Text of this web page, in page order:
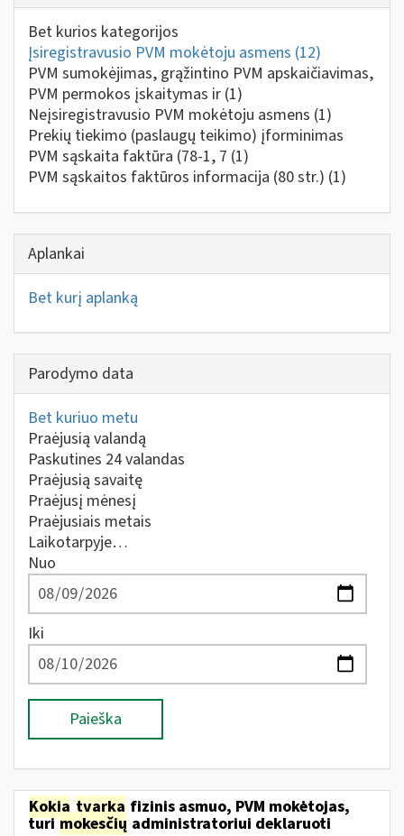
Bet kurios kategorijos
Įsiregistravusio PVM mokėtoju asmens (12)
PVM sumokėjimas, grąžintino PVM apskaičiavimas,
PVM permokos įskaitymas ir (1)
Neįsiregistravusio PVM mokėtoju asmens (1)
Prekių tiekimo (paslaugų teikimo) įforminimas
PVM sąskaita faktūra (78-1, 7 (1)
PVM sąskaitos faktūros informacija (80 str.) (1)
Aplankai
Bet kurį aplanką
Parodymo data
Bet kuriuo metu
Praėjusią valandą
Paskutines 24 valandas
Praėjusią savaitę
Praėjusį mėnesį
Praėjusiais metais
Laikotarpyje…
Nuo
Iki
Paieška
Kokia tvarka fizinis asmuo, PVM mokėtojas,
turimokesčių administratoriui deklaruoti